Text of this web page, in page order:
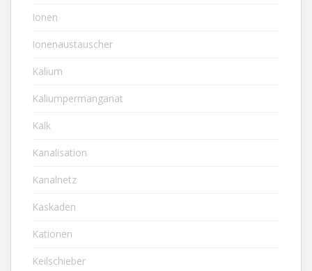
Ionen
Ionenaustauscher
Kalium
Kaliumpermanganat
Kalk
Kanalisation
Kanalnetz
Kaskaden
Kationen
Keilschieber